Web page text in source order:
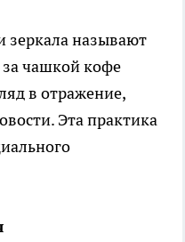
зеркала называют
чашкой кофе
в отражение,
Эта практика